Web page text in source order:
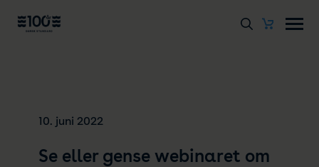
10. juni 2022
Se eller gense webinaret om